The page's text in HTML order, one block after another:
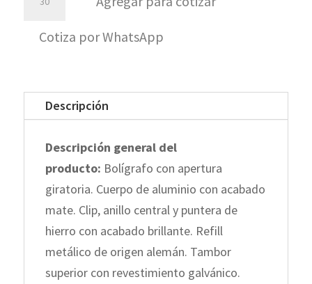
cantidad
Cotiza por WhatsApp
Descripción
Descripción general del
producto: Bolígrafo con apertura
giratoria. Cuerpo de aluminio con acabado
mate. Clip, anillo central y puntera de
hierro con acabado brillante. Refill
metálico de origen alemán. Tambor
superior con revestimiento galvánico.